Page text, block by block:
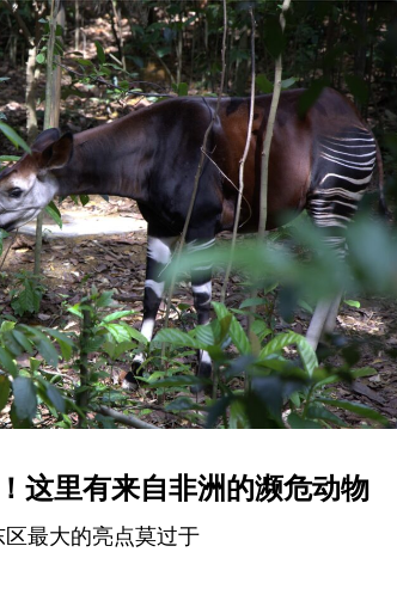
这里有来自非洲的濒危动物
区最大的亮点莫过于